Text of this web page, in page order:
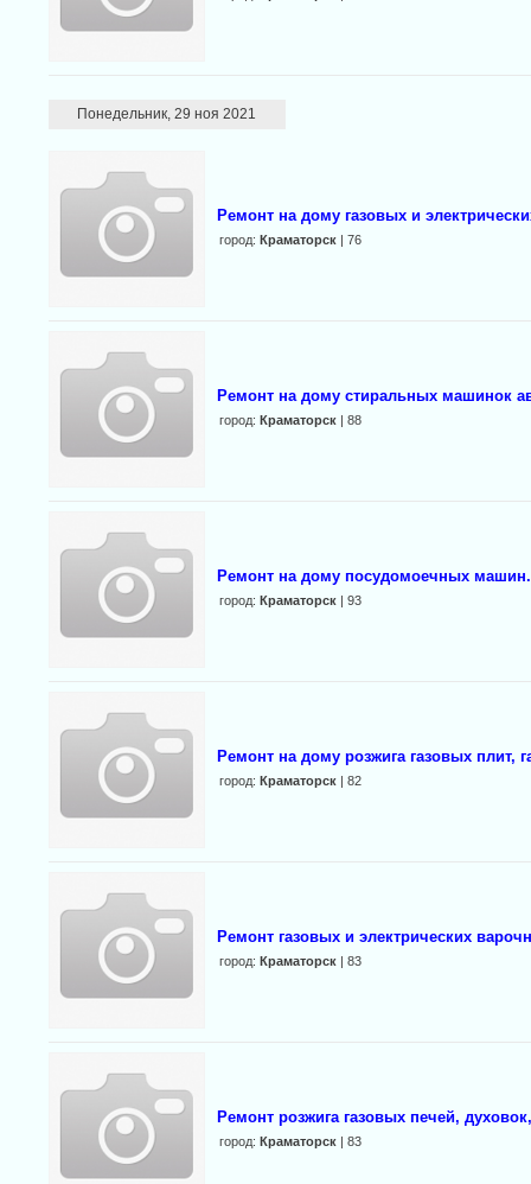
Понедельник, 29 ноя 2021
Ремонт на дому газовых и
город: Краматорск| 76
Ремонт на дому стиральных машинок
город: Краматорск| 88
Ремонт на дому посудомоечных
город: Краматорск| 93
Ремонт на дому розжига газовых плит,
город: Краматорск| 82
Ремонт газовых и электрических
город: Краматорск| 83
Ремонт розжига газовых печей,
город: Краматорск| 83